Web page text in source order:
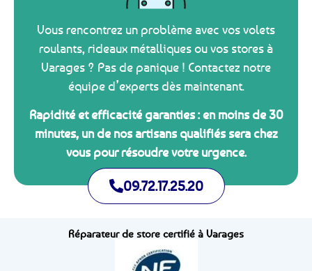
Vous rencontrez un problème avec vos volets
roulants, rideaux métalliques ou vos stores à
Varages ? Pas de panique ! Contactez notre
équipe d’experts dès maintenant.
Rapidité et efficacité garanties : en moins de 30
minutes, un de nos artisans qualifiés sera chez
vous pour résoudre votre urgence.
09.72.17.25.20
Réparateur de store certifié à Varages